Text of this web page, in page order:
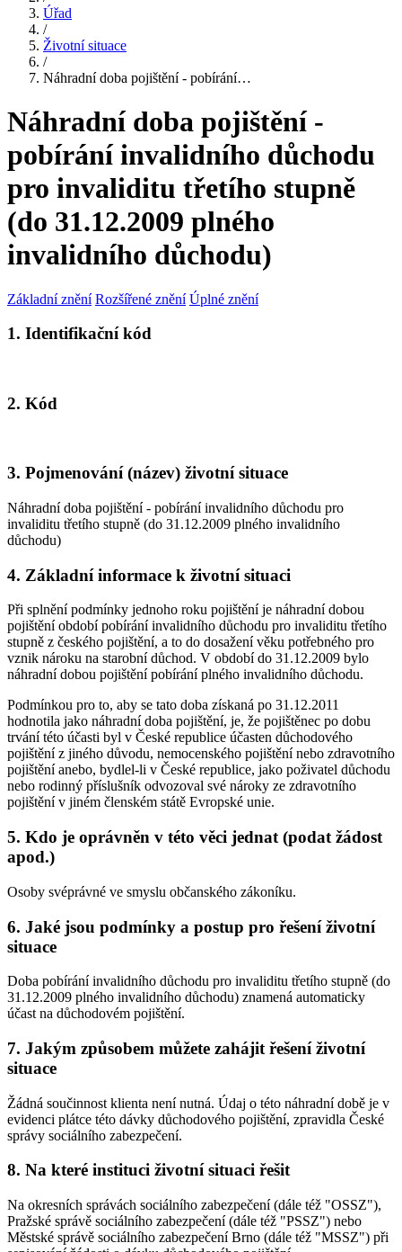
Úřad
/
Životní situace
/
Náhradní doba pojištění - pobírání…
Náhradní doba pojištění -
pobírání invalidního důchodu
pro invaliditu třetího stupně
(do 31.12.2009 plného
invalidního důchodu)
Základní znění Rozšířené znění Úplné znění
1. Identifikační kód
2. Kód
3. Pojmenování (název) životní situace
Náhradní doba pojištění - pobírání invalidního důchodu pro
invaliditu třetího stupně (do 31.12.2009 plného invalidního
důchodu)
4. Základní informace k životní situaci
Při splnění podmínky jednoho roku pojištění je náhradní dobou
pojištění období pobírání invalidního důchodu pro invaliditu třetího
stupně z českého pojištění, a to do dosažení věku potřebného pro
vznik nároku na starobní důchod. V období do 31.12.2009 bylo
náhradní dobou pojištění pobírání plného invalidního důchodu.
Podmínkou pro to, aby se tato doba získaná po 31.12.2011
hodnotila jako náhradní doba pojištění, je, že pojištěnec po dobu
trvání této účasti byl v České republice účasten důchodového
pojištění z jiného důvodu, nemocenského pojištění nebo zdravotního
pojištění anebo, bydlel-li v České republice, jako poživatel důchodu
nebo rodinný příslušník odvozoval své nároky ze zdravotního
pojištění v jiném členském státě Evropské unie.
5. Kdo je oprávněn v této věci jednat (podat žádost
apod.)
Osoby svéprávné ve smyslu občanského zákoníku.
6. Jaké jsou podmínky a postup pro řešení životní
situace
Doba pobírání invalidního důchodu pro invaliditu třetího stupně (do
31.12.2009 plného invalidního důchodu) znamená automaticky
účast na důchodovém pojištění.
7. Jakým způsobem můžete zahájit řešení životní
situace
Žádná součinnost klienta není nutná. Údaj o této náhradní době je v
evidenci plátce této dávky důchodového pojištění, zpravidla České
správy sociálního zabezpečení.
8. Na které instituci životní situaci řešit
Na okresních správách sociálního zabezpečení (dále též "OSSZ"),
Pražské správě sociálního zabezpečení (dále též "PSSZ") nebo
Městské správě sociálního zabezpečení Brno (dále též "MSSZ") při